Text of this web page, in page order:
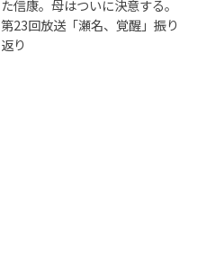
た信康。母はついに決意する。
第23回放送「瀬名、覚醒」振り
返り